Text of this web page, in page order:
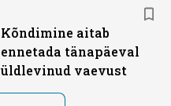
Kõndimine aitab
ennetada tänapäeval
üldlevinud vaevust